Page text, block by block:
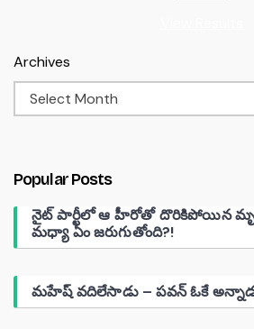
Archives
Popular Posts
నైట్ పార్టీలో ఆ హీరోతో దొరికిపోయిన
మధ్యా ఏం జరుగుతోంది?!
మహేష్ వదిలేసాడు – పవన్ ఓకే అన్నాడు: